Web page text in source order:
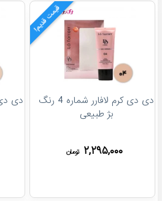
قیمت قدیم!
دی دی کرم لافارر شماره 4 رنگ
بژ طبیعی
۲,۲۹۵,۰۰۰ تومان